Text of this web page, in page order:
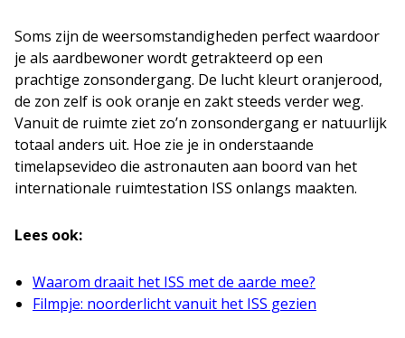
Soms zijn de weersomstandigheden perfect waardoor
je als aardbewoner wordt getrakteerd op een
prachtige zonsondergang. De lucht kleurt oranjerood,
de zon zelf is ook oranje en zakt steeds verder weg.
Vanuit de ruimte ziet zo’n zonsondergang er natuurlijk
totaal anders uit. Hoe zie je in onderstaande
timelapsevideo die astronauten aan boord van het
internationale ruimtestation ISS onlangs maakten.
Lees ook:
Waarom draait het ISS met de aarde mee?
Filmpje: noorderlicht vanuit het ISS gezien